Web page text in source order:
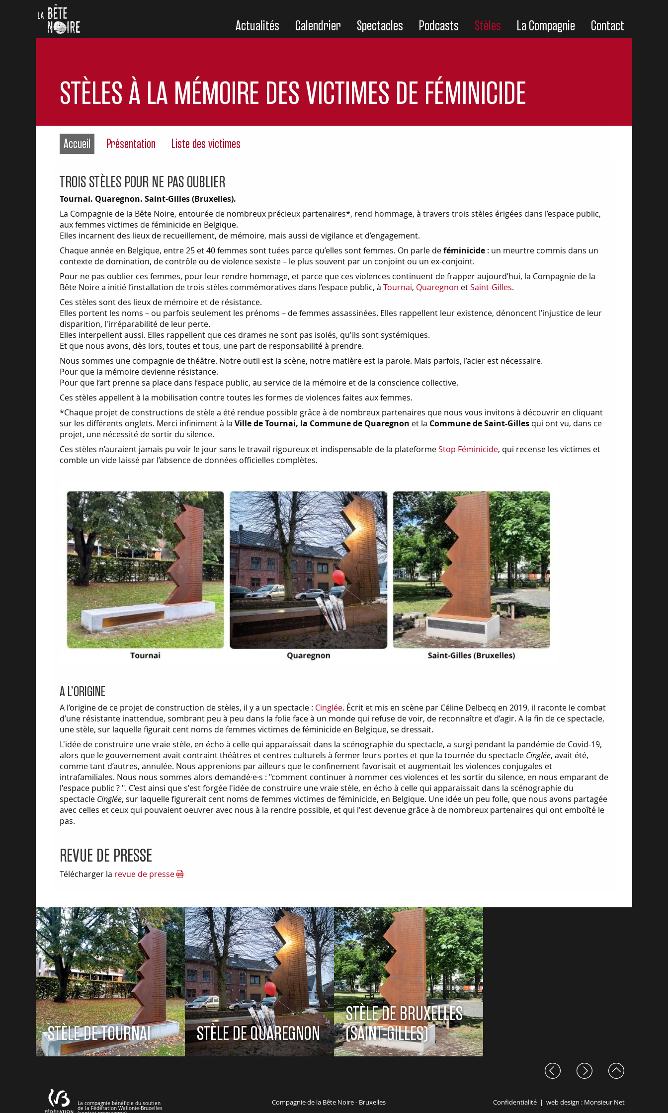
Actualités Calendrier Spectacles Podcasts Stèles La Compagnie Contact
STÈLES À LA MÉMOIRE DES VICTIMES DE FÉMINICIDE
Accueil Présentation Liste des victimes
TROIS STÈLES POUR NE PAS OUBLIER
Tournai. Quaregnon. Saint-Gilles (Bruxelles).
La Compagnie de la Bête Noire, entourée de nombreux précieux partenaires*, rend hommage, à travers trois stèles érigées dans l’espace public,
aux femmes victimes de féminicide en Belgique.
Elles incarnent des lieux de recueillement, de mémoire, mais aussi de vigilance et d’engagement.
Chaque année en Belgique, entre 25 et 40 femmes sont tuées parce qu’elles sont femmes. On parle deféminicide : un meurtre commis dans un
contexte de domination, de contrôle ou de violence sexiste – le plus souvent par un conjoint ou un ex-conjoint.
Pour ne pas oublier ces femmes, pour leur rendre hommage, et parce que ces violences continuent de frapper aujourd’hui, la Compagnie de la
Bête Noire a initié l’installation de trois stèles commémoratives dans l’espace public, à Tournai, Quaregnon etSaint-Gilles.
Ces stèles sont des lieux de mémoire et de résistance.
Elles portent les noms – ou parfois seulement les prénoms – de femmes assassinées. Elles rappellent leur existence, dénoncent l’injustice de leur
disparition, l'irréparabilité de leur perte.
Elles interpellent aussi. Elles rappellent que ces drames ne sont pas isolés, qu'ils sont systémiques.
Et que nous avons, dès lors, toutes et tous, une part de responsabilité à prendre.
Nous sommes une compagnie de théâtre. Notre outil est la scène, notre matière est la parole. Mais parfois, l’acier est nécessaire.
Pour que la mémoire devienne résistance.
Pour que l’art prenne sa place dans l’espace public, au service de la mémoire et de la conscience collective.
Ces stèles appellent à la mobilisation contre toutes les formes de violences faites aux femmes.
*Chaque projet de constructions de stèle a été rendue possible grâce à de nombreux partenaires que nous vous invitons à découvrir en cliquant
sur les différents onglets. Merci infiniment à la Ville de Tournai, la Commune de Quaregnon et la Commune de Saint-Gilles qui ont vu, dans ce
projet, une nécessité de sortir du silence.
Ces stèles n’auraient jamais pu voir le jour sans le travail rigoureux et indispensable de la plateformeStop Féminicide, qui recense les victimes et
comble un vide laissé par l’absence de données officielles complètes.
A L’ORIGINE
A l’origine de ce projet de construction de stèles, il y a un spectacle : Cinglée. Écrit et mis en scène par Céline Delbecq en 2019, il raconte le combat
d’une résistante inattendue, sombrant peu à peu dans la folie face à un monde qui refuse de voir, de reconnaître et d’agir. A la fin de ce spectacle,
une stèle, sur laquelle figurait cent noms de femmes victimes de féminicide en Belgique, se dressait.
L'idée de construire une vraie stèle, en écho à celle qui apparaissait dans la scénographie du spectacle, a surgi pendant la pandémie de Covid-19,
alors que le gouvernement avait contraint théâtres et centres culturels à fermer leurs portes et que la tournée du spectacle Cinglée, avait été,
comme tant d’autres, annulée. Nous apprenions par ailleurs que le confinement favorisait et augmentait les violences conjugales et
intrafamiliales. Nous nous sommes alors demandé·e·s : "comment continuer à nommer ces violences et les sortir du silence, en nous emparant de
l'espace public ? ". C’est ainsi que s'est forgée l'idée de construire une vraie stèle, en écho à celle qui apparaissait dans la scénographie du
spectacle Cinglée, sur laquelle figurerait cent noms de femmes victimes de féminicide, en Belgique. Une idée un peu folle, que nous avons partagée
avec celles et ceux qui pouvaient oeuvrer avec nous à la rendre possible, et qui l'est devenue grâce à de nombreux partenaires qui ont emboîté le
pas.
REVUE DE PRESSE
Télécharger la revue de presse
STÈLE DE TOURNAI STÈLE DE QUAREGNON
STÈLE DE BRUXELLES
(SAINT-GILLES)
La compagnie bénéficie du soutien
de la Fédération Wallonie-Bruxelles
Compagnie de la Bête Noire - Bruxelles Confidentialité | web design : Monsieur Net